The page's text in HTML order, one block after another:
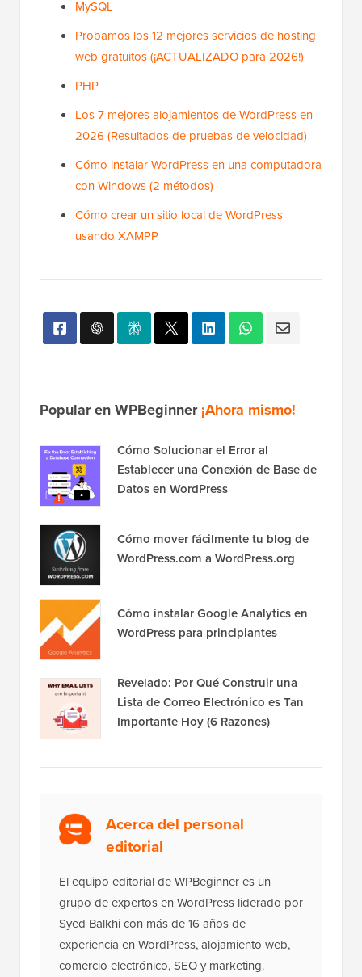
MySQL
Probamos los 12 mejores servicios de hosting
web gratuitos (¡ACTUALIZADO para 2026!)
PHP
Los 7 mejores alojamientos de WordPress en
2026 (Resultados de pruebas de velocidad)
Cómo instalar WordPress en una computadora
con Windows (2 métodos)
Cómo crear un sitio local de WordPress
usando XAMPP
Popular en WPBeginner¡Ahora mismo!
Cómo Solucionar el Error al
Establecer una Conexión de Base de
Datos en WordPress
Cómo mover fácilmente tu blog de
WordPress.com a WordPress.org
Cómo instalar Google Analytics en
WordPress para principiantes
Revelado: Por Qué Construir una
Lista de Correo Electrónico es Tan
Importante Hoy (6 Razones)
Acerca del personal
editorial
El equipo editorial de WPBeginner es un
grupo de expertos en WordPress liderado por
Syed Balkhi con más de 16 años de
experiencia en WordPress, alojamiento web,
comercio electrónico, SEO y marketing.